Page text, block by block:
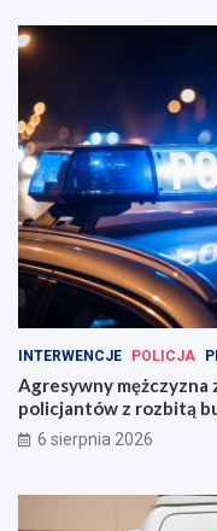
INTERWENCJE POLICJA
Agresywny mężczyzna
policjantów z rozbitą
6 sierpnia 2026